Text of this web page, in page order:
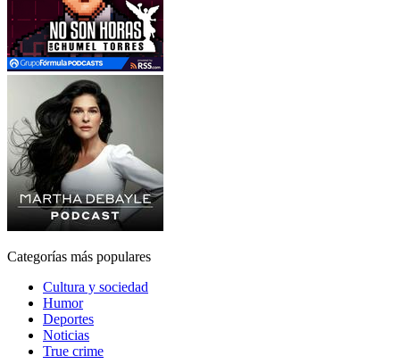
Categorías más populares
Cultura y sociedad
Humor
Deportes
Noticias
True crime